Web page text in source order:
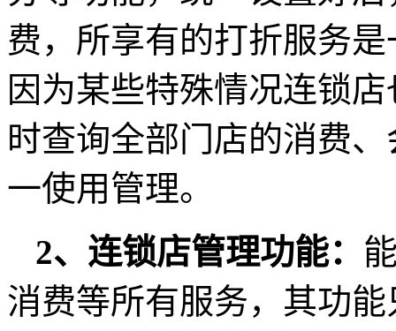
费，所享有的打折服务
因为某些特殊情况连锁
时查询全部门店的消费
一使用管理。
2、连锁店管理功能：
消费等所有服务，其功